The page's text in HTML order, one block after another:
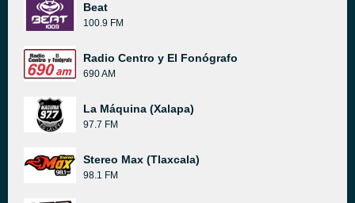
Beat
100.9 FM
Radio Centro y El Fonógrafo
690 AM
La Máquina (Xalapa)
97.7 FM
Stereo Max (Tlaxcala)
98.1 FM